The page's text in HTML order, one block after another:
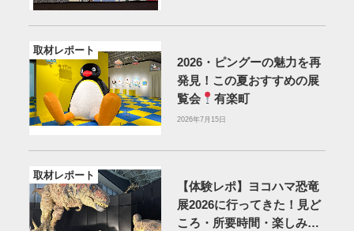
取材レポート
2026・ピングーの魅力を再
発見！この夏おすすめの展
覧会
有楽町
2026年7月15日
取材レポート
【体験レポ】ヨコハマ恐竜
展2026に行ってきた！見ど
ころ・所要時間・楽しみ方